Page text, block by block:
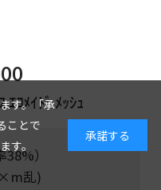
ｴｺﾒｲﾄﾞ ﾒｯｼｭ
）
乱)
す。「承
ことで
す。
承諾する